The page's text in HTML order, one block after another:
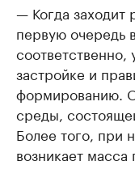
— Когда заходит
первую очередь
соответственно,
застройке и
формированию.
среды,
Более того, при
возникает масса